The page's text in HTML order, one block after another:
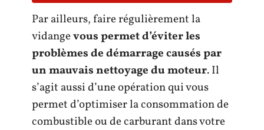
Par ailleurs, faire régulièrement la
vidangevous permet d’éviter les
problèmes de démarrage causés par
un mauvais nettoyage du moteur. Il
s’agit aussi d’une opération qui vous
permet d’optimiser la consommation de
combustible ou de carburant dans votre